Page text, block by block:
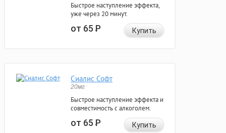
Быстрое наступление эффекта,
уже через 20 минут.
от 65Р Купить
Сиалис Софт
20мг
Быстрое наступление эффекта и
совместимость с алкоголем.
от 65Р Купить